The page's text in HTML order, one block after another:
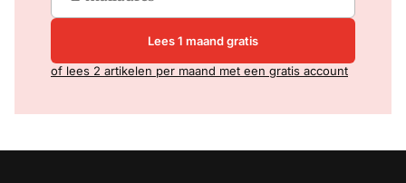
Lees 1 maand gratis
of lees 2 artikelen per maand met een gratis account